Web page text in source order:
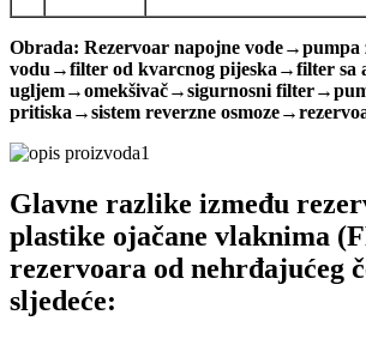
Obrada: Rezervoar napojne vode→pumpa
vodu→filter od kvarcnog pijeska→filter sa
ugljem→omekšivač→sigurnosni
pritiska→sistem reverzne
Glavne razlike između
plastike ojačane vlaknima
rezervoara od nehrđajućeg
sljedeće: